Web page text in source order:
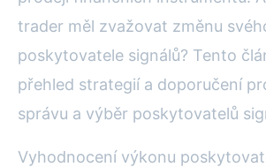
trader měl zvažovat změnu
poskytovatele signálů? Tento
přehled strategií a doporučení
správu a výběr poskytovatelů
Vyhodnocení výkonu